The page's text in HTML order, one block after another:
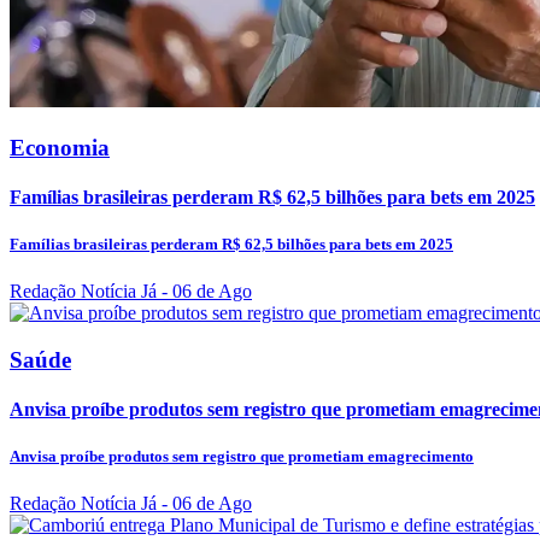
Economia
Famílias brasileiras perderam R$ 62,5 bilhões para bets em 2025
Famílias brasileiras perderam R$ 62,5 bilhões para bets em 2025
Redação Notícia Já - 06 de Ago
Saúde
Anvisa proíbe produtos sem registro que prometiam
Anvisa proíbe produtos sem registro que prometiam emagrecimento
Redação Notícia Já - 06 de Ago